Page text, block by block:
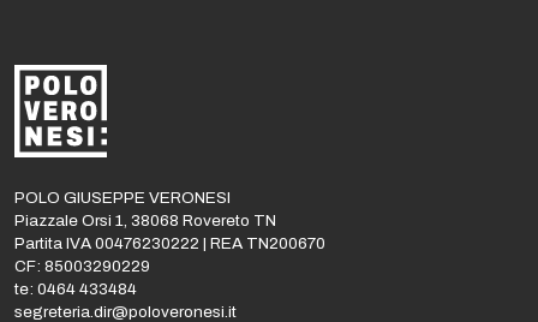
POLO GIUSEPPE VERONESI
Piazzale Orsi 1, 38068 Rovereto TN
Partita IVA 00476230222 | REA TN200670
CF: 85003290229
te: 0464 433484
segreteria.dir@poloveronesi.it